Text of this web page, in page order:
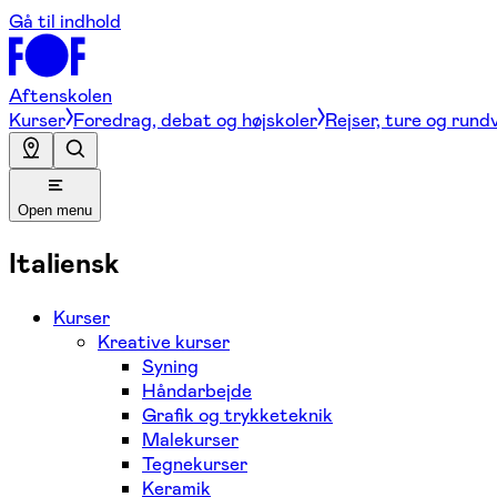
Gå til indhold
Aftenskolen
Kurser Foredrag, debat og højskoler Rejser, ture og
Open menu
Italiensk
Kurser
Kreative kurser
Syning
Håndarbejde
Grafik og trykketeknik
Malekurser
Tegnekurser
Keramik